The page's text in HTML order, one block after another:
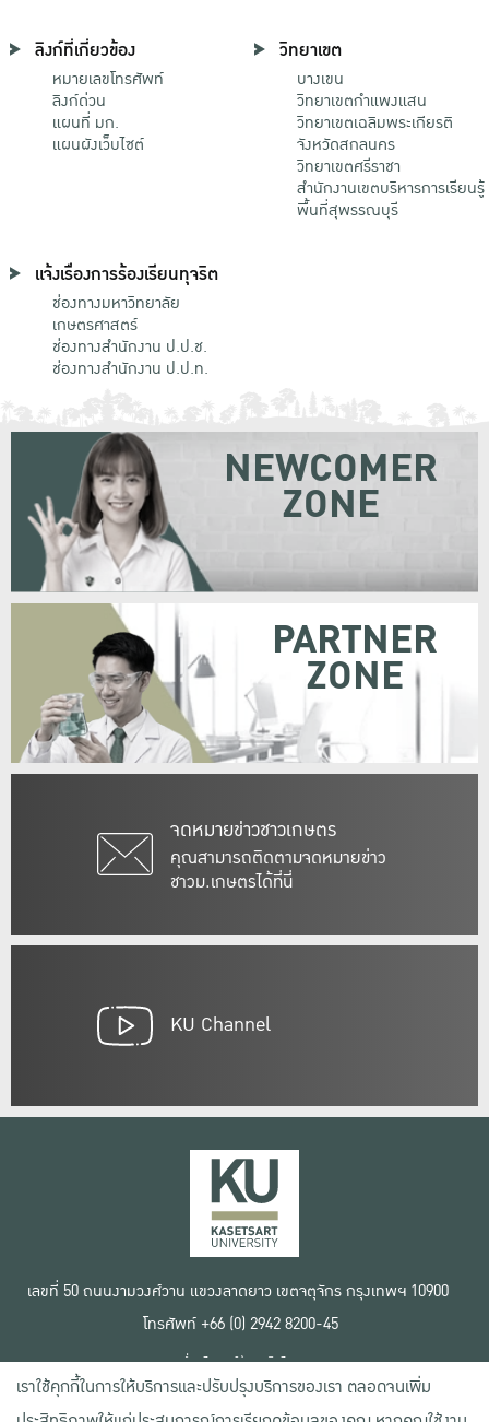
ลิงก์ที่เกี่ยวข้อง
หมายเลขโทรศัพท์
ลิงก์ด่วน
แผนที่ มก.
แผนผังเว็บไซต์
วิทยาเขต
บางเขน
วิทยาเขตกําแพงแสน
วิทยาเขตเฉลิมพระเกียรติ
จังหวัดสกลนคร
วิทยาเขตศรีราชา
สำนักงานเขตบริหารการเรียนรู้
พื้นที่สุพรรณบุรี
แจ้งเรื่องการร้องเรียนทุจริต
ช่องทางมหาวิทยาลัย
เกษตรศาสตร์
ช่องทางสำนักงาน ป.ป.ช.
ช่องทางสำนักงาน ป.ป.ท.
จดหมายข่าวชาวเกษตร
คุณสามารถติดตามจดหมายข่าว
ชาวม.เกษตรได้ที่นี่
NEWCOMER
ZONE
PARTNER
ZONE
KU Channel
เลขที่ 50 ถนนงามวงศ์วาน แขวงลาดยาว เขตจตุจักร กรุงเทพฯ 10900
โทรศัพท์ +66 (0) 2942 8200-45
เงื่อนไขการใช้งานเว็บไซต์
ข้อตกลงด้านสิทธิ์ใช้งาน
นโยบายความเป็นส่วนตัว
เราใช้คุกกี้ในการให้บริการและปรับปรุงบริการของเรา ตลอดจนเพิ่ม